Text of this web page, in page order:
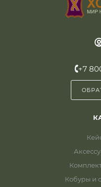
+7
Кобуры и